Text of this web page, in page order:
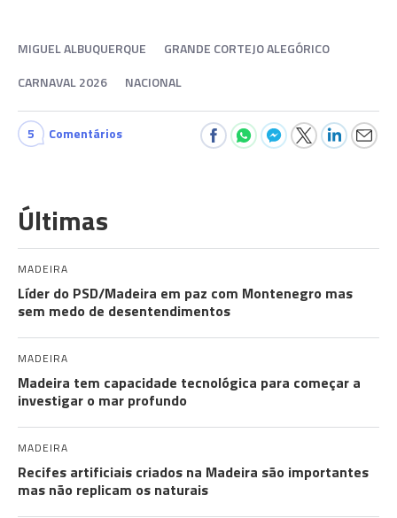
MIGUEL ALBUQUERQUE
GRANDE CORTEJO ALEGÓRICO
CARNAVAL 2026
NACIONAL
5 Comentários
Últimas
MADEIRA
Líder do PSD/Madeira em paz com Montenegro mas
sem medo de desentendimentos
MADEIRA
Madeira tem capacidade tecnológica para começar a
investigar o mar profundo
MADEIRA
Recifes artificiais criados na Madeira são importantes
mas não replicam os naturais